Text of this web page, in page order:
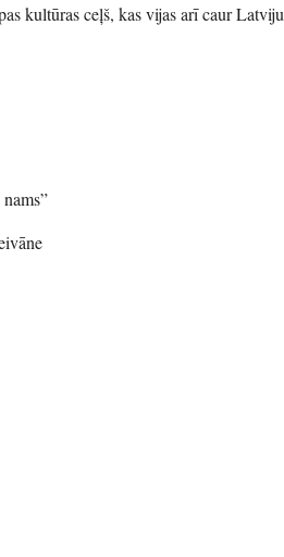
kultūras ceļš, kas vijas arī caur Latviju